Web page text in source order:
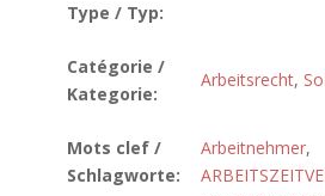
Type / Typ:
Catégorie /
Kategorie:
Arbeitsrecht,
Mots clef /
Schlagworte:
Arbeitnehmer,